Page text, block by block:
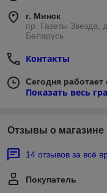
г. Минск
пр. Газеты Звезда,
Беларусь
Контакты
Сегодня работает
Показать весь
Отзывы о магазине
14 отзывов за всё
Покупатель